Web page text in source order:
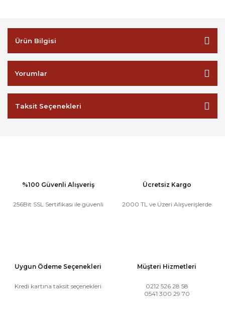
Ürün Bilgisi
Yorumlar
Taksit Seçenekleri
%100 Güvenli Alışveriş
256Bit SSL Sertifikası ile güvenli
Ücretsiz Kargo
2000 TL ve Üzeri Alışverişlerde
Uygun Ödeme Seçenekleri
Kredi kartına taksit seçenekleri
Müşteri Hizmetleri
0212 526 28 58
0541 300 29 70